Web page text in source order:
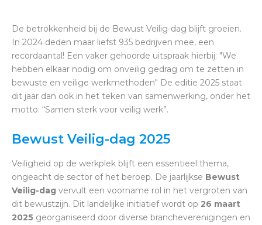
De betrokkenheid bij de Bewust Veilig-dag blijft groeien.
In 2024 deden maar liefst 935 bedrijven mee, een
recordaantal! Een vaker gehoorde uitspraak hierbij: "We
hebben elkaar nodig om onveilig gedrag om te zetten in
bewuste en veilige werkmethoden" De editie 2025 staat
dit jaar dan ook in het teken van samenwerking, onder het
motto: “Samen sterk voor veilig werk”.
Bewust Veilig-dag 2025
Veiligheid op de werkplek blijft een essentieel thema,
ongeacht de sector of het beroep. De jaarlijkse Bewust
Veilig-dag vervult een voorname rol in het vergroten van
dit bewustzijn. Dit landelijke initiatief wordt op 26 maart
2025 georganiseerd door diverse brancheverenigingen en